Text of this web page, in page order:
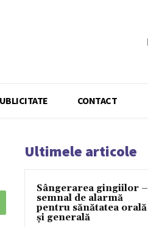
CONTACT
Ultimele articole
Sângerarea gingiilor –
semnal de alarmă
pentru sănătatea orală
și generală